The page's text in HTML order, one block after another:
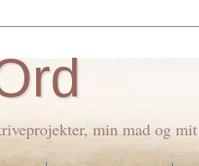
min mad og